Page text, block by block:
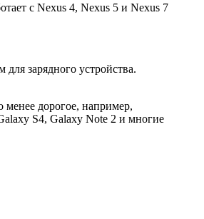
с Nexus 4, Nexus 5 и Nexus 7
зарядного устройства.
менее дорогое, например,
S4, Galaxy Note 2 и многие